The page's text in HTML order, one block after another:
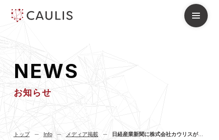
NEWS
お知らせ
トップ Info メディア掲載 日経産業新聞に株式会社カウリスが掲載されました